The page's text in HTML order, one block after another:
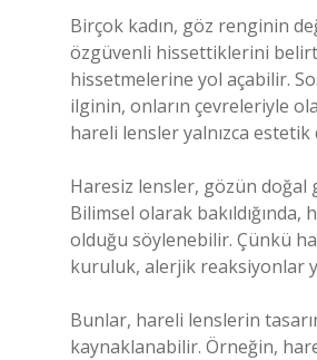
Birçok kadın, göz renginin
özgüvenli hissettiklerini
hissetmelerine yol açabilir.
ilginin, onların çevreleriyle
hareli lensler yalnızca
Haresiz lensler, gözün doğal
Bilimsel olarak
olduğu söylenebilir. Çünkü
kuruluk, alerjik reaksiyonlar
Bunlar, hareli lenslerin
kaynaklanabilir. Örneğin,